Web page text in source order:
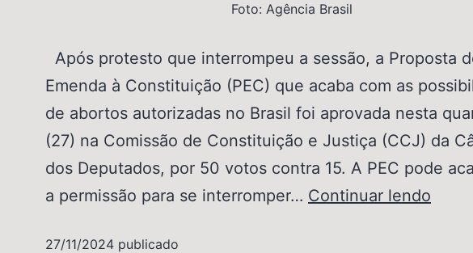
Foto: Agência Brasil
Após protesto que interrompeu a sessão, a Proposta
Emenda à Constituição (PEC) que acaba com as
de abortos autorizadas no Brasil foi aprovada nesta
(27) na Comissão de Constituição e Justiça (CCJ) da
dos Deputados, por 50 votos contra 15. A PEC pode
a permissão para se interromper… Continuar lendo
27/11/2024 publicado